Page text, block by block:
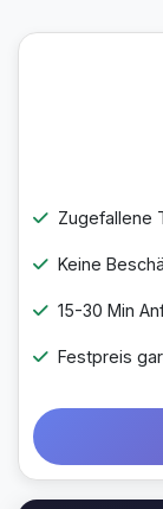
Zugefallene
Keine
15-30 Min
Festpreis